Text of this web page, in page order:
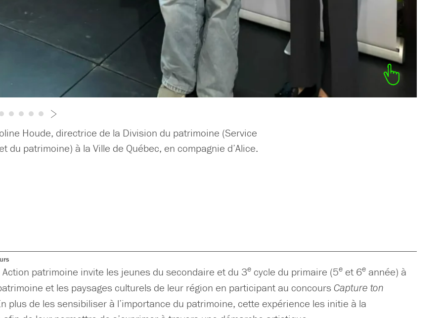
Houde, directrice de la Division du patrimoine (Service
du patrimoine) à la Ville de Québec, en compagnie d’Alice.
Action patrimoine invite les jeunes du secondaire et du 3e cycle du primaire (5e et 6e année) à
et les paysages culturels de leur région en participant au concoursCapture ton
plus de les sensibiliser à l’importance du patrimoine, cette expérience les initie à la